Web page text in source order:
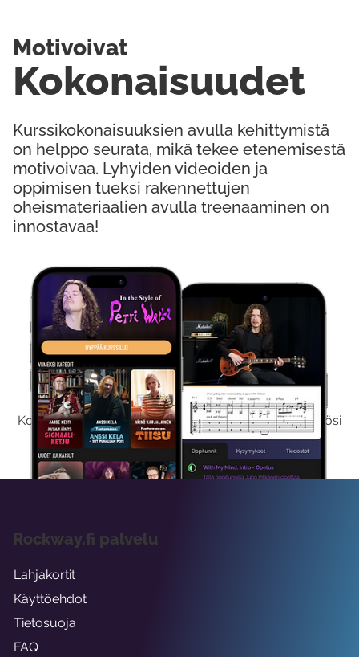
Kokeile Ilmaiseksi
Kokeilemalla ilmaiseksi saat koko sisältömme käyttöösi
viikon ajaksi.
Kurssikokonaisuuksien avulla kehittymistä
on helppo seurata, mikä tekee etenemisestä
motivoivaa. Lyhyiden videoiden ja
oppimisen tueksi rakennettujen
oheismateriaalien avulla treenaaminen on
innostavaa!
Kokonaisuudet
Motivoivat
Rockway.fi palvelu
Lahjakortit
Käyttöehdot
Tietosuoja
FAQ